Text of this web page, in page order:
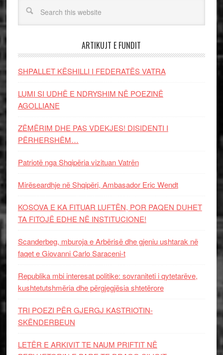
ARTIKUJT E FUNDIT
SHPALLET KËSHILLI I FEDERATËS VATRA
LUMI SI UDHË E NDRYSHIM NË POEZINË
AGOLLIANE
ZËMËRIM DHE PAS VDEKJES! DISIDENTI I
PËRHERSHËM…
Patriotë nga Shqipëria vizituan Vatrën
Mirëseardhje në Shqipëri, Ambasador Eric Wendt
KOSOVA E KA FITUAR LUFTËN, POR PAQEN DUHET
TA FITOJË EDHE NË INSTITUCIONE!
Scanderbeg, mburoja e Arbërisë dhe gjeniu ushtarak në
faqet e Giovanni Carlo Saraceni-t
Republika mbi interesat politike: sovraniteti i qytetarëve,
kushtetutshmëria dhe përgjegjësia shtetërore
TRI POEZI PËR GJERGJ KASTRIOTIN-
SKËNDERBEUN
LETËR E ARKIVIT TE NAUM PRIFTIT NË